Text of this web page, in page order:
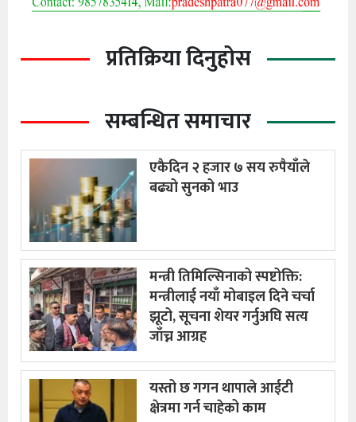
प्रतिक्रिया दिनुहोस
सम्बन्धित समाचार
एकैदिन २ हजार ७ सय रुपैयाँले
बढ्यो सुनको भाउ
मन्त्री तिमिल्सिनाको स्पष्टोक्ति:
मन्त्रीलाई नयाँ मोबाइल दिने चर्चा
झूटो, सूचना शेयर गर्नुअघि सत्य
जाँच्न आग्रह
यस्तो छ गगन थापाले आईटी
क्षेत्रमा गर्न चाहेको काम